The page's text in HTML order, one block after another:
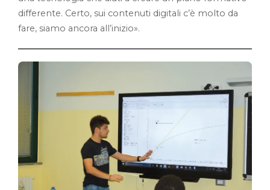
differente. Certo, sui contenuti digitali c’è molto da
fare, siamo ancora all’inizio».